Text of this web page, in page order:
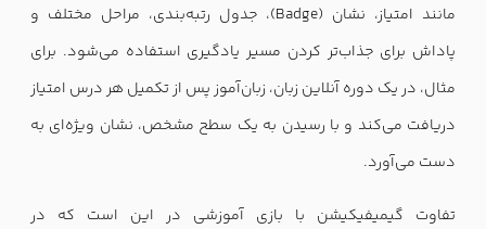
مانند امتیاز، نشان (Badge)، جدول رتبه‌بندی، مراحل مختلف و
پاداش برای جذاب‌تر کردن مسیر یادگیری استفاده می‌شود. برای
مثال، در یک دوره آنلاین زبان، زبان‌آموز پس از تکمیل هر درس امتیاز
دریافت می‌کند و با رسیدن به یک سطح مشخص، نشان ویژه‌ای به
دست می‌آورد.
تفاوت گیمیفیکیشن با بازی آموزشی در این است که در